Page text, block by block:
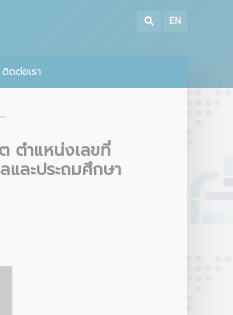
EN
ติดต่อเรา
ตำแหน่งเลขที่
และประถมศึกษา